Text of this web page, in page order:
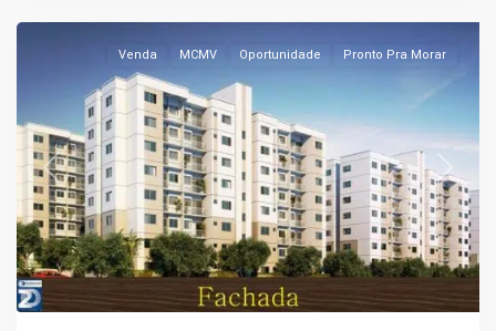
Previous Next
Venda MCMV Oportunidade Pronto Pra Morar